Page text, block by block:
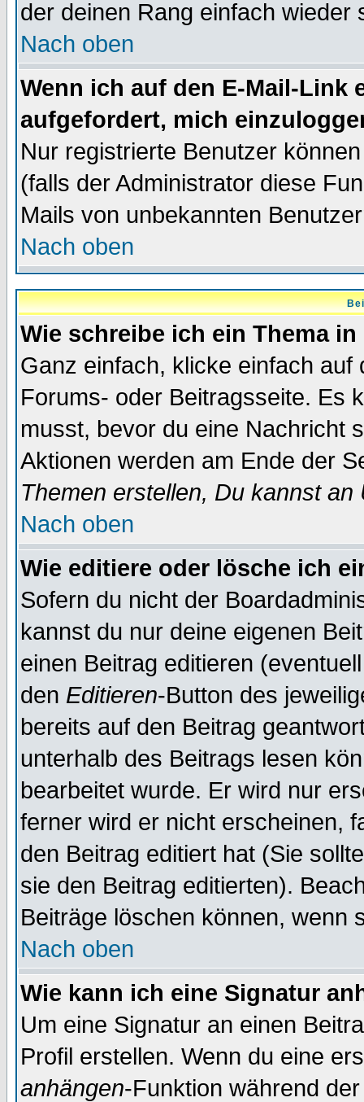
der deinen Rang einfach wieder
Nach oben
Wenn ich auf den E-Mail-Link
aufgefordert, mich
Nur registrierte Benutzer
(falls der Administrator diese
Mails von unbekannten
Nach oben
Wie schreibe ich ein Thema
Ganz einfach, klicke einfach
Forums- oder Beitragsseite. Es
musst, bevor du eine Nachricht
Aktionen werden am Ende der
Themen erstellen, Du kannst
Nach oben
Wie editiere oder lösche ich
Sofern du nicht der
kannst du nur deine eigenen
einen Beitrag editieren
den Editieren-Button des
bereits auf den Beitrag
unterhalb des Beitrags lesen
bearbeitet wurde. Er wird nur
ferner wird er nicht erscheinen,
den Beitrag editiert hat (Sie
sie den Beitrag editierten).
Beiträge löschen können, wenn
Nach oben
Wie kann ich eine Signatur
Um eine Signatur an einen
Profil erstellen. Wenn du eine
anhängen-Funktion während